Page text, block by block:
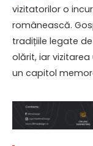
vizitatorilor o
românească.
tradițiile legate
olărit, iar
un capitol